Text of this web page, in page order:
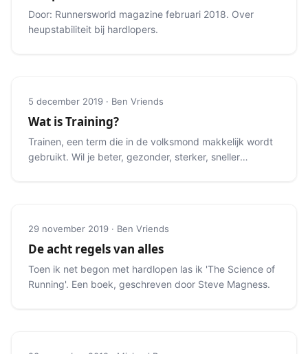
Door: Runnersworld magazine februari 2018. Over
heupstabiliteit bij hardlopers.
5 december 2019 · Ben Vriends
Wat is Training?
Trainen, een term die in de volksmond makkelijk wordt
gebruikt. Wil je beter, gezonder, sterker, sneller
29 november 2019 · Ben Vriends
De acht regels van alles
Toen ik net begon met hardlopen las ik 'The Science of
Running'. Een boek, geschreven door Steve Magness.